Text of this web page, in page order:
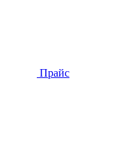
Прайс